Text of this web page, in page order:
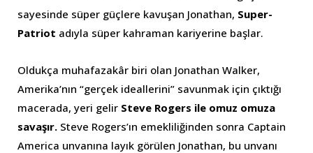
sayesinde süper güçlere kavuşan Jonathan, Super-
Patriot adıyla süper kahraman kariyerine başlar.
Oldukça muhafazakâr biri olan Jonathan Walker,
Amerika’nın “gerçek ideallerini” savunmak için çıktığı
macerada, yeri gelir Steve Rogers ile omuz omuza
savaşır. Steve Rogers’ın emekliliğinden sonra Captain
America unvanına layık görülen Jonathan, bu unvanı